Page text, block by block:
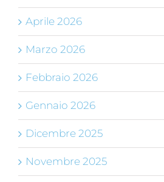
Aprile 2026
Marzo 2026
Febbraio 2026
Gennaio 2026
Dicembre 2025
Novembre 2025